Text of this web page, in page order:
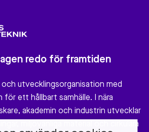
redo för framtiden
utvecklingsorganisation med
ett hållbart samhälle. I nära
akademin och industrin utvecklar
miljövänliga material och cirkulära